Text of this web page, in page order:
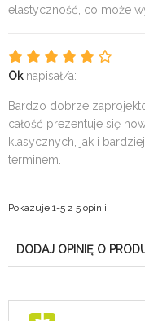
elastyczność, co może
Oknapisał/a:
Bardzo dobrze
całość prezentuje się
klasycznych, jak i
terminem.
Pokazuje 1-5 z 5 opinii
DODAJ OPINIĘ O